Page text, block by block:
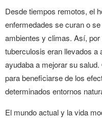
Desde tiempos remotos, el
enfermedades se curan o
ambientes y climas. Así,
tuberculosis eran llevados a
ayudaba a mejorar su
para beneficiarse de los
determinados entornos
El mundo actual y la vida